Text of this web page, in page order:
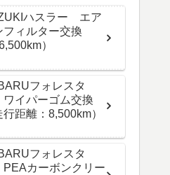
ハスラー エア
フィルター交換
）
フォレスタ
イパーゴム交換
行距離：8,500km）
フォレスタ
カーボンクリー